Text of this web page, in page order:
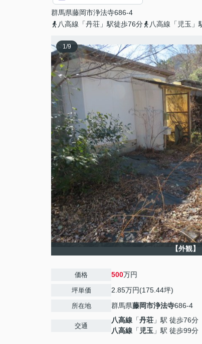
群馬県藤岡市浄法寺686-4
八高線「丹荘」駅徒歩76分
八高線「児玉」
1/9
【外観】
価格 500万円
坪単価 2.85万円(175.44坪)
所在地 群馬県藤岡市浄法寺686-4
交通
八高線 「丹荘 」駅 徒歩76分
八高線 「 児玉 」駅 徒歩99分